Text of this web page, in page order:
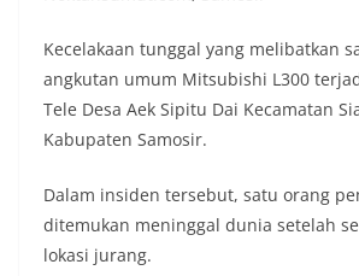
warga agar mulai
bendera Merah Putih di
masing secara penuh. Ini
penghormatan kita bersama
perjuangan para pahlawan
berdialog dengan warga.‎‎Ia
agar warga memperhatikan
akan dikibarkan, memastikan
keadaan bersih, tidak sobek,
Kecelakaan tunggal yang melibatkan
angkutan umum Mitsubishi L300
Tele Desa Aek Sipitu Dai Kecamatan
Kabupaten Samosir.
Dalam insiden tersebut, satu orang
ditemukan meninggal dunia setelah
lokasi jurang.